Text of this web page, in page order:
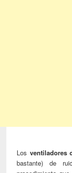
Los ventiladores
bastante) de